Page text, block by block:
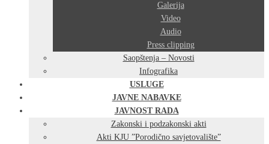
Galerija
Video
Audio
Press clipping
Saopštenja – Novosti
Infografika
USLUGE
JAVNE NABAVKE
JAVNOST RADA
Zakonski i podzakonski akti
Akti KJU ”Porodično savjetovalište”